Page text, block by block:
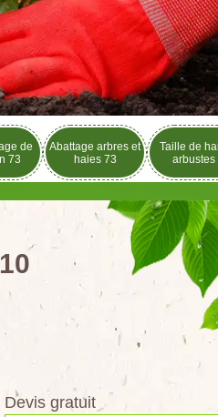
de
73
Abattage arbres et
haies 73
Taille de
arbustes
Devis gratuit